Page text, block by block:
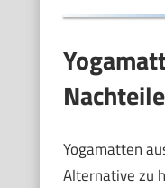
Nachteile
Yogamatten
Alternative zu